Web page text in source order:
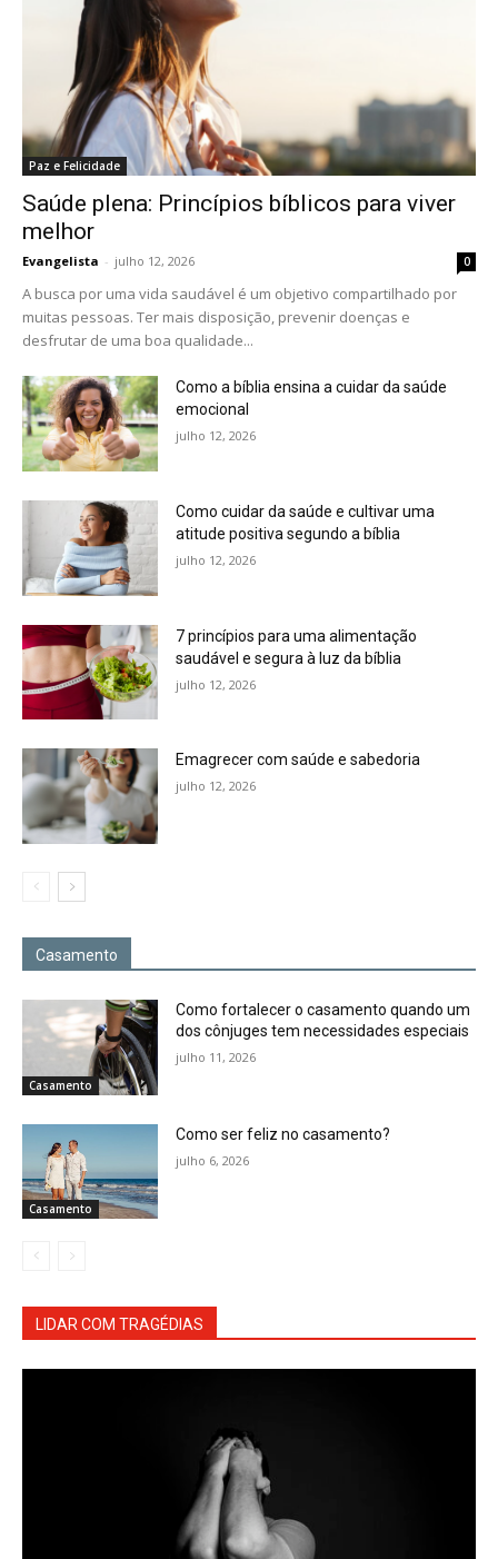
Paz e Felicidade
Saúde plena: Princípios bíblicos para viver
melhor
Evangelista - julho 12, 2026 0
A busca por uma vida saudável é um objetivo compartilhado por
muitas pessoas. Ter mais disposição, prevenir doenças e
desfrutar de uma boa qualidade...
Como a bíblia ensina a cuidar da saúde
emocional
julho 12, 2026
Como cuidar da saúde e cultivar uma
atitude positiva segundo a bíblia
julho 12, 2026
7 princípios para uma alimentação
saudável e segura à luz da bíblia
julho 12, 2026
Emagrecer com saúde e sabedoria
julho 12, 2026
Casamento
Casamento
Como fortalecer o casamento quando um
dos cônjuges tem necessidades especiais
julho 11, 2026
Casamento
Como ser feliz no casamento?
julho 6, 2026
LIDAR COM TRAGÉDIAS